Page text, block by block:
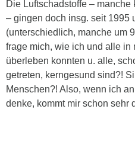
Die Luftschadstoffe –
– gingen doch insg. seit 1995
(unterschiedlich, manche um
frage mich, wie ich und alle in
überleben konnten u. alle,
getreten, kerngesund sind?!
Menschen?! Also, wenn ich
denke, kommt mir schon sehr